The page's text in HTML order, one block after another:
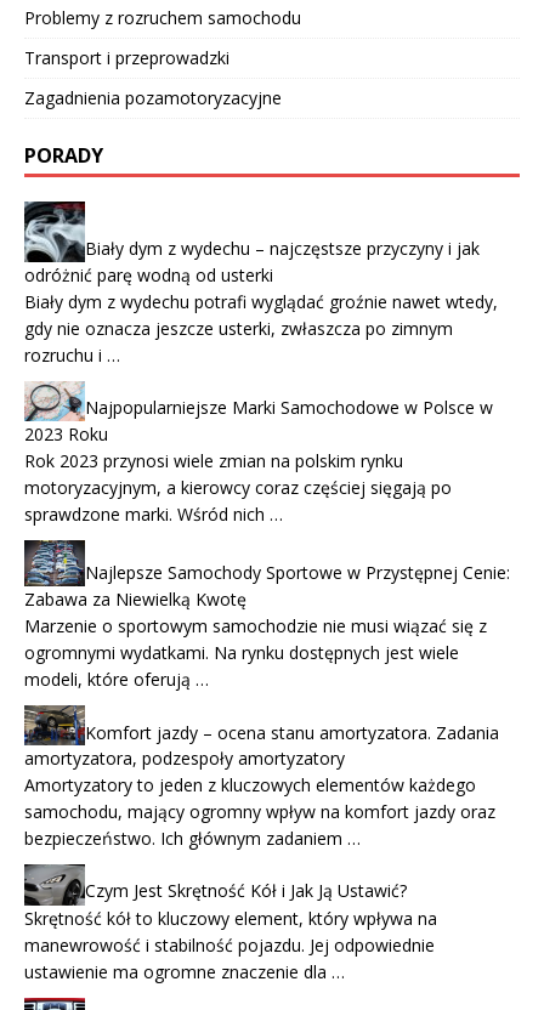
Problemy z rozruchem samochodu
Transport i przeprowadzki
Zagadnienia pozamotoryzacyjne
PORADY
Biały dym z wydechu – najczęstsze przyczyny i jak
odróżnić parę wodną od usterki
Biały dym z wydechu potrafi wyglądać groźnie nawet wtedy,
gdy nie oznacza jeszcze usterki, zwłaszcza po zimnym
rozruchu i …
Najpopularniejsze Marki Samochodowe w Polsce w
2023 Roku
Rok 2023 przynosi wiele zmian na polskim rynku
motoryzacyjnym, a kierowcy coraz częściej sięgają po
sprawdzone marki. Wśród nich …
Najlepsze Samochody Sportowe w Przystępnej Cenie:
Zabawa za Niewielką Kwotę
Marzenie o sportowym samochodzie nie musi wiązać się z
ogromnymi wydatkami. Na rynku dostępnych jest wiele
modeli, które oferują …
Komfort jazdy – ocena stanu amortyzatora. Zadania
amortyzatora, podzespoły amortyzatory
Amortyzatory to jeden z kluczowych elementów każdego
samochodu, mający ogromny wpływ na komfort jazdy oraz
bezpieczeństwo. Ich głównym zadaniem …
Czym Jest Skrętność Kół i Jak Ją Ustawić?
Skrętność kół to kluczowy element, który wpływa na
manewrowość i stabilność pojazdu. Jej odpowiednie
ustawienie ma ogromne znaczenie dla …